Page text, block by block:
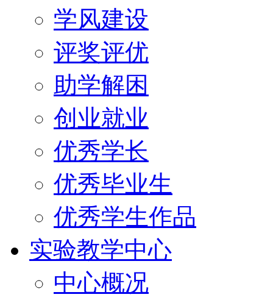
学风建设
评奖评优
助学解困
创业就业
优秀学长
优秀毕业生
优秀学生作品
实验教学中心
中心概况